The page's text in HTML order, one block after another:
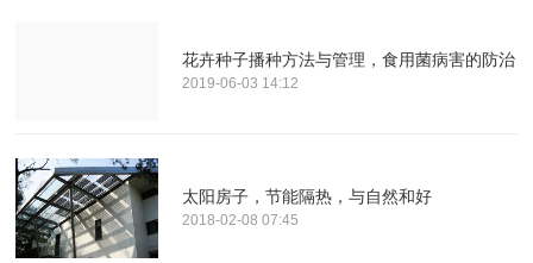
花卉种子播种方法与管理，食用菌病害的防治
2019-06-03 14:12
太阳房子，节能隔热，与自然和好
2018-02-08 07:45